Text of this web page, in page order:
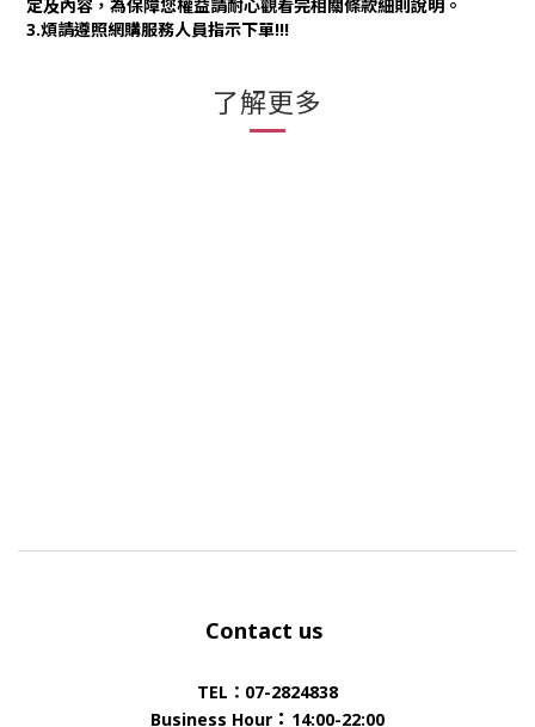
定及內容，為保障您權益請耐心觀看完相關條款細則說明。
3.煩請遵照網購服務人員指示下單!!!
了解更多
Contact us
TEL：07-2824838
Business Hour ： 14:00-22:00